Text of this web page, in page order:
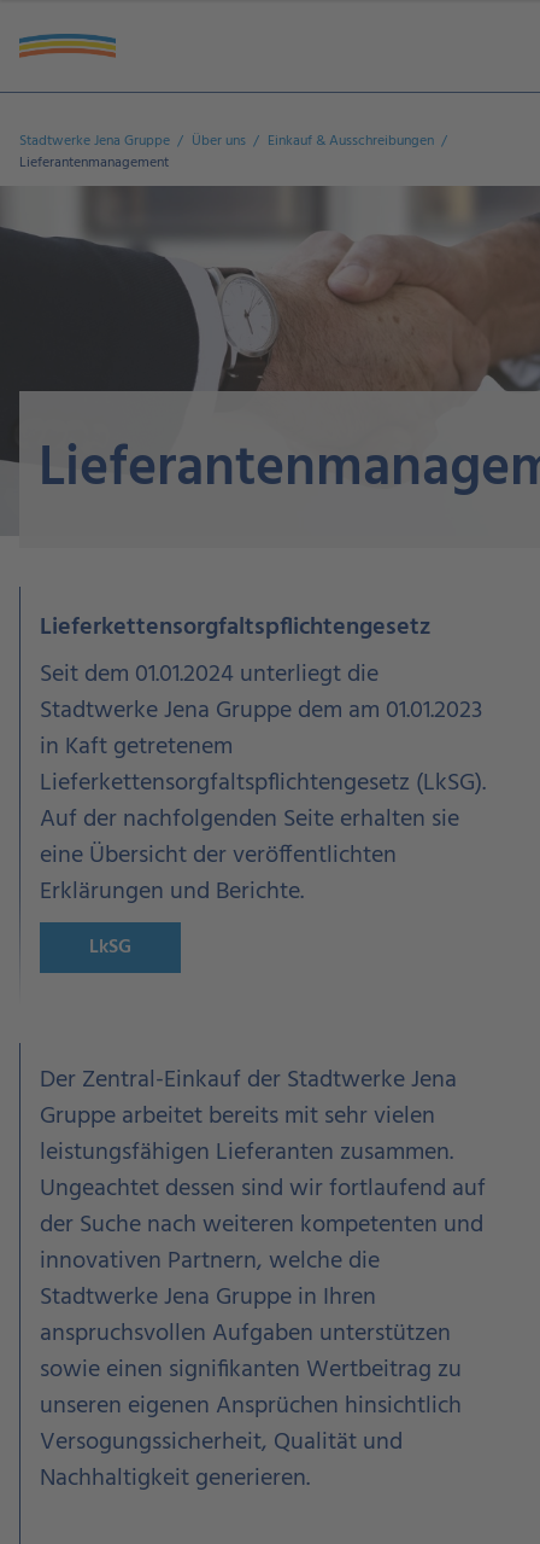
Stadtwerke Jena Gruppe Über uns
Einkauf & Ausschreibungen
Lieferantenmanagement
Lieferkettensorgfaltspflichtengesetz
Seit dem 01.01.2024 unterliegt die
Stadtwerke Jena Gruppe dem am 01.01.2023
in Kaft getretenem
Lieferkettensorgfaltspflichtengesetz (LkSG).
Auf der nachfolgenden Seite erhalten sie
eine Übersicht der veröffentlichten
Erklärungen und Berichte.
LkSG
Der Zentral-Einkauf der Stadtwerke Jena
Gruppe arbeitet bereits mit sehr vielen
leistungsfähigen Lieferanten zusammen.
Ungeachtet dessen sind wir fortlaufend auf
der Suche nach weiteren kompetenten und
innovativen Partnern, welche die
Stadtwerke Jena Gruppe in Ihren
anspruchsvollen Aufgaben unterstützen
sowie einen signifikanten Wertbeitrag zu
unseren eigenen Ansprüchen hinsichtlich
Versogungssicherheit, Qualität und
Nachhaltigkeit generieren.